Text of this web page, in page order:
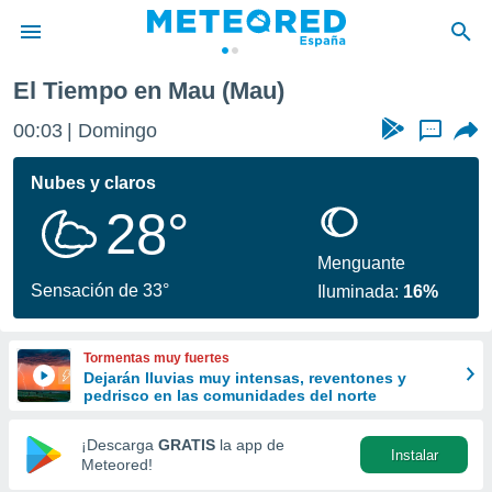
de
por
se
calidad.
a este
las
y
forma
digital
basada
El Tiempo en Mau (Mau)
00:03 Domingo ...
Nubes y claros
28°
Sensación de 33°
Menguante
Iluminada: 16%
Tormentas muy fuertes
Dejarán lluvias muy intensas, reventones y
pedrisco en las comunidades del norte
¡Descarga GRATIS la app de
Meteored!
Instalar